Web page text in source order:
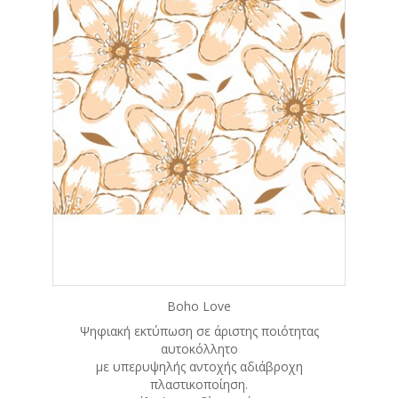
Boho Love
Ψηφιακή εκτύπωση σε άριστης ποιότητας
αυτοκόλλητο
με υπερυψηλής αντοχής αδιάβροχη
πλαστικοποίηση.